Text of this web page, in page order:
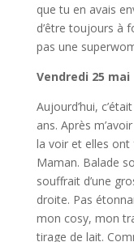
que tu en avais
d’être toujours à
pas une
Vendredi 25 mai
Aujourd’hui,
ans. Après
la voir et elles ont
Maman. Balade
souffrait d’une
droite. Pas
mon cosy, mon
tirage de lait.